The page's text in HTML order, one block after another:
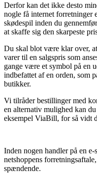
Derfor kan det ikke desto
nogle få internet forretninger
skødespil inden du
at skaffe sig den skarpeste
Du skal blot være klar over,
varer til en salgspris som
gange være et symbol på en
indbefattet af en orden, som
butikker.
Vi tilråder bestillinger med
en alternativ mulighed kan
eksempel ViaBill, for så vidt
Inden nogen handler på en e-
netshoppens
spændende.